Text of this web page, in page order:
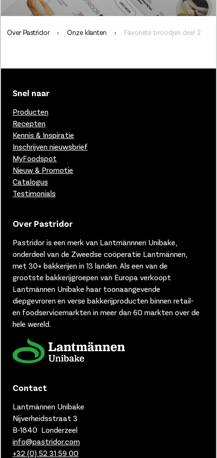
Over Pastridor Onze klanten Favoriete broodjes deel 2
Snel naar
Producten
Recepten
Kennis & Inspiratie
Inschrijven nieuwsbrief
MyFoodspot
Nieuw & Promotie
Catalogus
Testimonials
Over Pastridor
Pastridor is een merk van Lantmännnen Unibake,
onderdeel van de Zweedse coöperatie Lantmännen,
met 30+ bakkerijen in 13 landen. Als een van de
grootste bakkerijgroepen van Europa verkoopt
Lantmännen Unibake haar toonaangevende
diepgevroren en verse bakkerijproducten binnen retail-
en foodservicemarkten in meer dan 60 markten over de
hele wereld.
Contact
Lantmännen Unibake
Nijverheidsstraat 3
B-1840 Londerzeel
info@pastridor.com
+32 (0) 52 31 59 00